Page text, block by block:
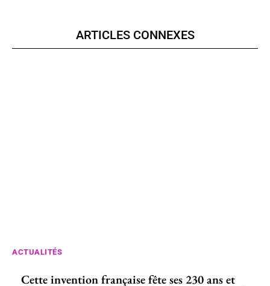
ARTICLES CONNEXES
ACTUALITÉS
Cette invention française fête ses 230 ans et